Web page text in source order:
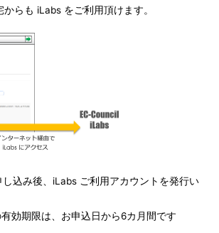
らも iLabs をご利用頂けます。
し込み後、iLabs ご利用アカウントを発行い
効期限は、お申込日から6カ月間です